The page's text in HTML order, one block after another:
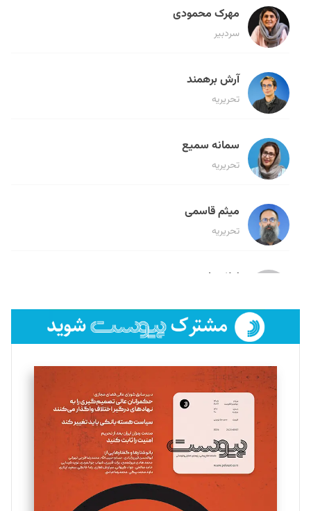
مهرک محمودی
سردبیر
آرش برهمند
تحریریه
سمانه سمیع
تحریریه
میثم قاسمی
تحریریه
لیلا حنارود
فائزه فتحی رستمی
تحریریه
سروش کرمیان
تحریریه
مینا پاکدل